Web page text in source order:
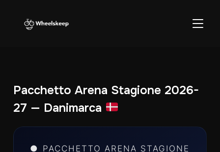
APRI/
Pacchetto Arena Stagione 2026-
27 — Danimarca
● PACCHETTO ARENA STAGIONE